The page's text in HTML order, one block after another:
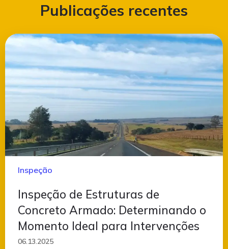
Publicações recentes
Inspeção
Inspeção de Estruturas de
Concreto Armado: Determinando o
Momento Ideal para Intervenções
06.13.2025